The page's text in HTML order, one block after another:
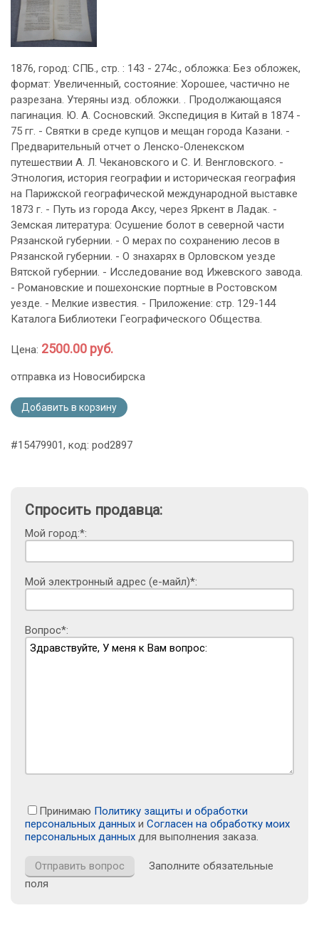
1876, город: СПБ., стр. : 143 - 274с., обложка: Без обложек,
формат: Увеличенный, состояние: Хорошее, частично не
разрезана. Утеряны изд. обложки. . Продолжающаяся
пагинация. Ю. А. Сосновский. Экспедиция в Китай в 1874 -
75 гг. - Святки в среде купцов и мещан города Казани. -
Предварительный отчет о Ленско-Оленекском
путешествии А. Л. Чекановского и С. И. Венгловского. -
Этнология, история географии и историческая география
на Парижской географической международной выставке
1873 г. - Путь из города Аксу, через Яркент в Ладак. -
Земская литература: Осушение болот в северной части
Рязанской губернии. - О мерах по сохранению лесов в
Рязанской губернии. - О знахарях в Орловском уезде
Вятской губернии. - Исследование вод Ижевского завода.
- Романовские и пошехонские портные в Ростовском
уезде. - Мелкие известия. - Приложение: стр. 129-144
Каталога Библиотеки Географического Общества.
Цена: 2500.00 руб.
отправка из Новосибирска
Добавить в корзину
#15479901, код: pod2897
Спросить продавца:
Мой город:*:
Мой электронный адрес (е-майл)*:
Вопрос*:
Принимаю Политику защиты и обработки
персональных данных и Согласен на обработку моих
персональных данных для выполнения заказа.
Заполните обязательные
поля